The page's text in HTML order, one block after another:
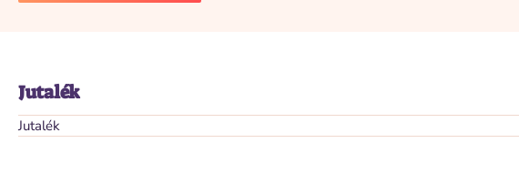
Jutalék
Jutalék